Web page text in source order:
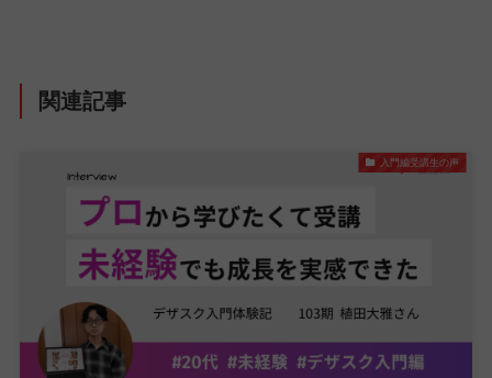
関連記事
入門編受講生の声